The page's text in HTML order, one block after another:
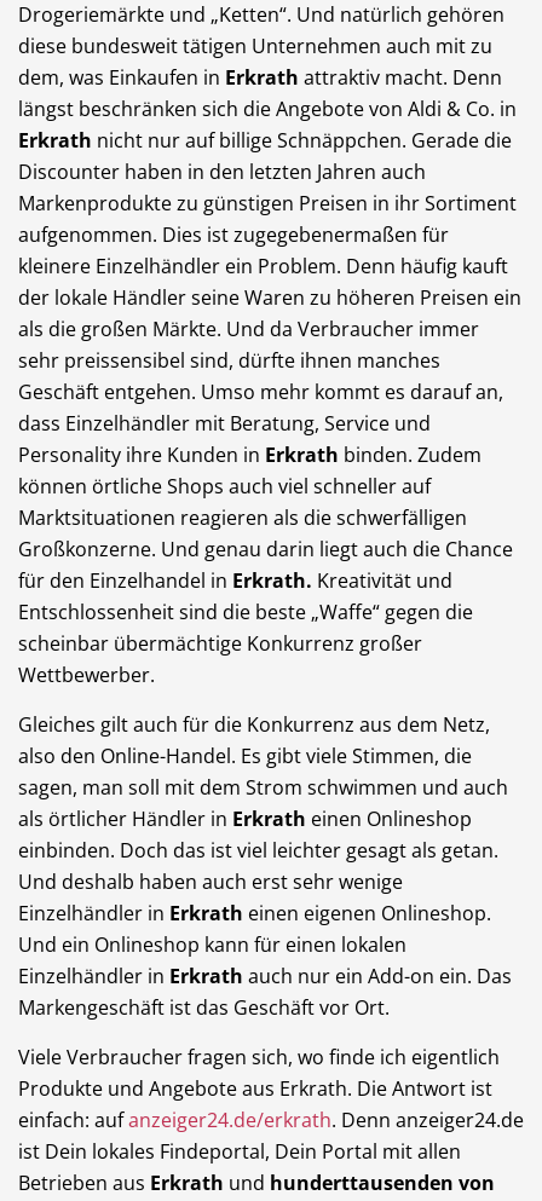
Drogeriemärkte und „Ketten“. Und natürlich gehören
diese bundesweit tätigen Unternehmen auch mit zu
dem, was Einkaufen in Erkrath attraktiv macht. Denn
längst beschränken sich die Angebote von Aldi & Co. in
Erkrath nicht nur auf billige Schnäppchen. Gerade die
Discounter haben in den letzten Jahren auch
Markenprodukte zu günstigen Preisen in ihr Sortiment
aufgenommen. Dies ist zugegebenermaßen für
kleinere Einzelhändler ein Problem. Denn häufig kauft
der lokale Händler seine Waren zu höheren Preisen ein
als die großen Märkte. Und da Verbraucher immer
sehr preissensibel sind, dürfte ihnen manches
Geschäft entgehen. Umso mehr kommt es darauf an,
dass Einzelhändler mit Beratung, Service und
Personality ihre Kunden in Erkrath binden. Zudem
können örtliche Shops auch viel schneller auf
Marktsituationen reagieren als die schwerfälligen
Großkonzerne. Und genau darin liegt auch die Chance
für den Einzelhandel in Erkrath. Kreativität und
Entschlossenheit sind die beste „Waffe“ gegen die
scheinbar übermächtige Konkurrenz großer
Wettbewerber.
Gleiches gilt auch für die Konkurrenz aus dem Netz,
also den Online-Handel. Es gibt viele Stimmen, die
sagen, man soll mit dem Strom schwimmen und auch
als örtlicher Händler in Erkrath einen Onlineshop
einbinden. Doch das ist viel leichter gesagt als getan.
Und deshalb haben auch erst sehr wenige
Einzelhändler in Erkrath einen eigenen Onlineshop.
Und ein Onlineshop kann für einen lokalen
Einzelhändler in Erkrath auch nur ein Add-on ein. Das
Markengeschäft ist das Geschäft vor Ort.
Viele Verbraucher fragen sich, wo finde ich eigentlich
Produkte und Angebote aus Erkrath. Die Antwort ist
einfach: aufanzeiger24.de/erkrath. Denn anzeiger24.de
ist Dein lokales Findeportal, Dein Portal mit allen
Betrieben aus Erkrath und hunderttausenden von